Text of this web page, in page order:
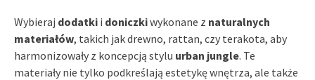
Wybieraj dodatki i doniczkiwykonane z naturalnych
materiałów, takich jak drewno, rattan, czy terakota, aby
harmonizowały z koncepcją stylu urban jungle. Te
materiały nie tylko podkreślają estetykę wnętrza, ale także